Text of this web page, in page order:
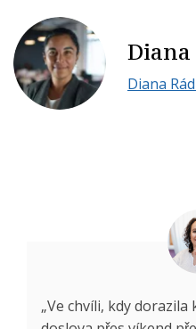
Diana
Diana
„Ve chvíli, kdy